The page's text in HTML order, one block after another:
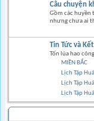
Câu chuyện
Gồm các
nhưng chưa ai
Tin Tức và
Tốn lúa hao
MIỀN BẮC
Lịch Tập
Lịch Tập
Lịch Tập